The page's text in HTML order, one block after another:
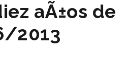
aÃ±os de
2013